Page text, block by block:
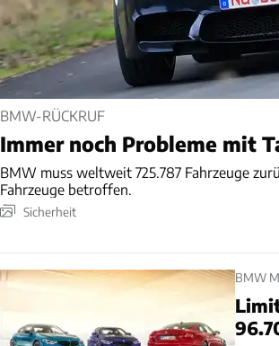
BMW-RÜCKRUF
Immer noch Probleme mit
BMW muss weltweit 725.787 Fahrzeuge
Fahrzeuge betroffen.​
Sicherheit
BMW